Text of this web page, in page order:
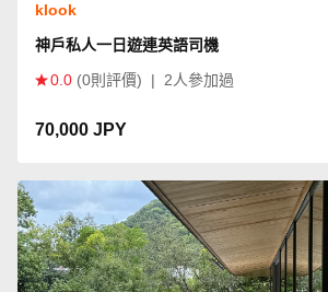
klook
神戶私人一日遊連英語司機
0.0 (0則評價) | 2人參加過
70,000 JPY